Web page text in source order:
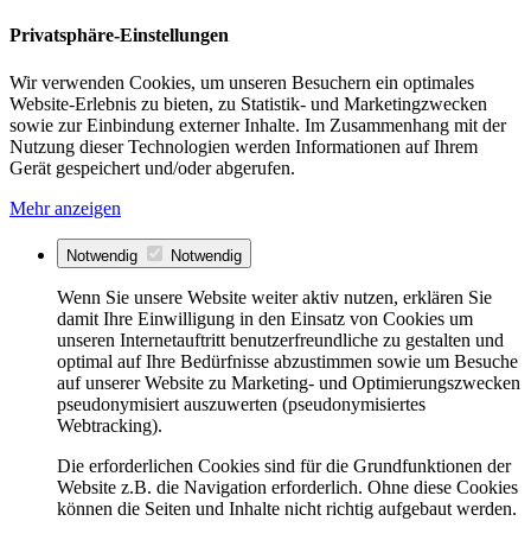
Privatsphäre-Einstellungen
Wir verwenden Cookies, um unseren Besuchern ein optimales
Website-Erlebnis zu bieten, zu Statistik- und Marketingzwecken
sowie zur Einbindung externer Inhalte. Im Zusammenhang mit der
Nutzung dieser Technologien werden Informationen auf Ihrem
Gerät gespeichert und/oder abgerufen.
Mehr anzeigen
Notwendig Notwendig
Wenn Sie unsere Website weiter aktiv nutzen, erklären Sie
damit Ihre Einwilligung in den Einsatz von Cookies um
unseren Internetauftritt benutzerfreundliche zu gestalten und
optimal auf Ihre Bedürfnisse abzustimmen sowie um Besuche
auf unserer Website zu Marketing- und Optimierungszwecken
pseudonymisiert auszuwerten (pseudonymisiertes
Webtracking).
Die erforderlichen Cookies sind für die Grundfunktionen der
Website z.B. die Navigation erforderlich. Ohne diese Cookies
können die Seiten und Inhalte nicht richtig aufgebaut werden.